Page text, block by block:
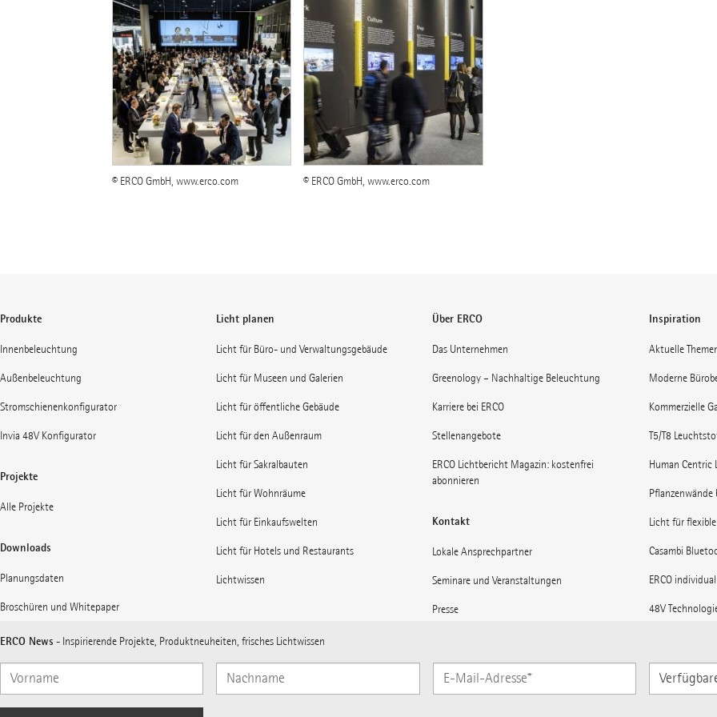
© ERCO GmbH, www.erco.com © ERCO GmbH, www.erco.com
Produkte
Innenbeleuchtung
Außenbeleuchtung
Stromschienenkonfigurator
Invia 48V Konfigurator
Projekte
Alle Projekte
Downloads
Planungsdaten
Broschüren und Whitepaper
Licht planen
Licht für Büro- und Verwaltungsgebäude
Licht für Museen und Galerien
Licht für öffentliche Gebäude
Licht für den Außenraum
Licht für Sakralbauten
Licht für Wohnräume
Licht für Einkaufswelten
Licht für Hotels und Restaurants
Lichtwissen
Über ERCO
Das Unternehmen
Greenology – Nachhaltige Beleuchtung
Karriere bei ERCO
Stellenangebote
ERCO Lichtbericht Magazin: kostenfrei
abonnieren
Kontakt
Lokale Ansprechpartner
Seminare und Veranstaltungen
Presse
ERCO News abonnieren
Inspiration
Aktuelle
Moderne
Kommerzielle
T5/T8
Human Centric
Licht für
Casambi
ERCO individual
48V
Licht für
ERCO News - Inspirierende Projekte, Produktneuheiten, frisches Lichtwissen
Sprachen